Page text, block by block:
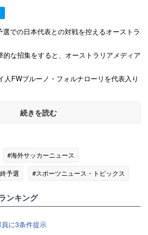
での日本代表との対戦を控えるオーストラ
的な招集をすると、オーストラリアメディア
人FWブルーノ・フォルナローリを代表入り
続きを読む
#海外サッカーニュース
予選
#スポーツニュース・トピックス
ンキング
に3条件提示